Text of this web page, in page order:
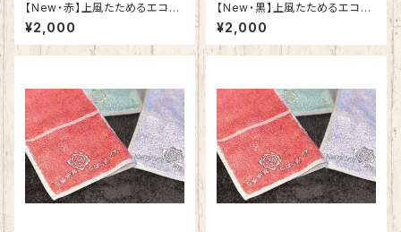
​【New・赤】上風たためるエコバ
ック（単品）
¥2,000
​【New・黒】上風たためるエコバ
ック（単品）
¥2,000